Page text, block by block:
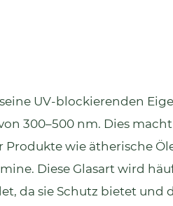
UV-blockierenden
300–500 nm. Dies
wie ätherische
Diese Glasart wird
da sie Schutz bietet und